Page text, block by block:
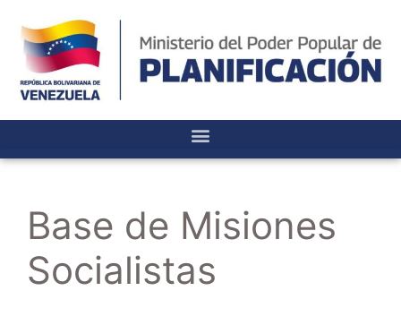
Base de Misiones
Socialistas